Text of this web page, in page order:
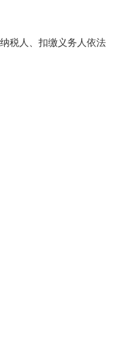
税人、扣缴义务人依法